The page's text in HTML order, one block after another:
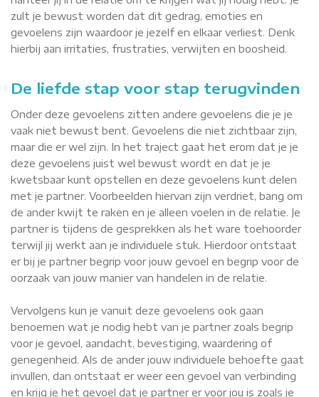
zult je bewust worden dat dit gedrag, emoties en
gevoelens zijn waardoor je jezelf en elkaar verliest. Denk
hierbij aan irritaties, frustraties, verwijten en boosheid.
De liefde stap voor stap terugvinden
Onder deze gevoelens zitten andere gevoelens die je je
vaak niet bewust bent. Gevoelens die niet zichtbaar zijn,
maar die er wel zijn. In het traject gaat het erom dat je je
deze gevoelens juist wel bewust wordt en dat je je
kwetsbaar kunt opstellen en deze gevoelens kunt delen
met je partner. Voorbeelden hiervan zijn verdriet, bang om
de ander kwijt te raken en je alleen voelen in de relatie. Je
partner is tijdens de gesprekken als het ware toehoorder
terwijl jij werkt aan je individuele stuk. Hierdoor ontstaat
er bij je partner begrip voor jouw gevoel en begrip voor de
oorzaak van jouw manier van handelen in de relatie.
Vervolgens kun je vanuit deze gevoelens ook gaan
benoemen wat je nodig hebt van je partner zoals begrip
voor je gevoel, aandacht, bevestiging, waardering of
genegenheid. Als de ander jouw individuele behoefte gaat
invullen, dan ontstaat er weer een gevoel van verbinding
en krijg je het gevoel dat je partner er voor jou is zoals je